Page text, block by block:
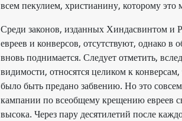
всем пекулием, христианину, которому это
Среди законов, изданных Хиндасвинтом и
евреев и конверсов, отсутствуют, однако
вновь поднимается. Следует отметить,
видимости, относятся целиком к
было быть предано забвению. Но это
кампании по всеобщему крещению евреев
высока. Через пару десятилетий после